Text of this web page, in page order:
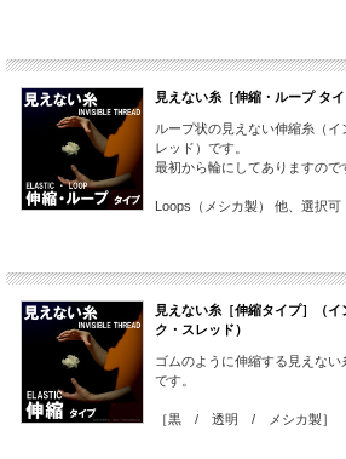
見えない糸［伸縮・ループ タ
ループ状の見えない伸縮糸（
レッド）です。
最初から輪にしてありますので
Loops（メシカ製） 他、選択可
見えない糸［伸縮タイプ］（
ク・スレッド）
ゴムのように伸縮する見えない
です。
［黒 / 透明 / メシカ製］